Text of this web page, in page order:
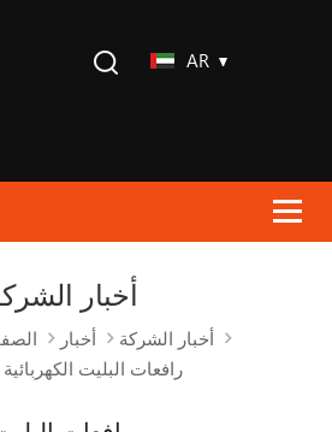
AR
أخبار
أخبار
أخبار الشركة
رافعات البليت الكهربائية 1.5 طن